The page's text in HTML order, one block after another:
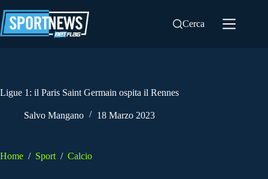
al
contenuto
Cerca
Ligue 1: il Paris Saint Germain ospita il Rennes
Salvo Mangano 18 Marzo 2023
Home / Sport / Calcio